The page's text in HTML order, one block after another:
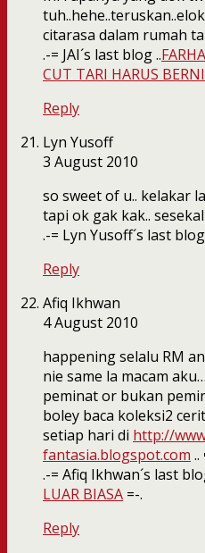
citarasa dalam rumah
.-= JAI´s last blog ..
CUT TARI HARUS
Reply
Lyn Yusoff
3 August 2010
so sweet of u.. kelakar
tapi ok gak kak..
.-= Lyn Yusoff´s last blog
Reply
Afiq Ikhwan
4 August 2010
happening selalu RM
nie same la macam
peminat or bukan
boley baca koleksi2
setiap hari di http://
fantasia.blogspot.com ..
.-= Afiq Ikhwan´s last
LUAR BIASA =-.
Reply